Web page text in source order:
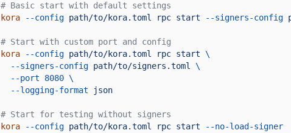
# Basic start with default settings
kora
--config path/to/kora.toml rpc start --signers-config
# Start with custom port and config
kora
--config path/to/kora.toml rpc start \
--signers-config path/to/signers.toml \
--port 8080 \
--logging-format
json
# Start for testing without signers
kora
--config path/to/kora.toml rpc start --no-load-signer